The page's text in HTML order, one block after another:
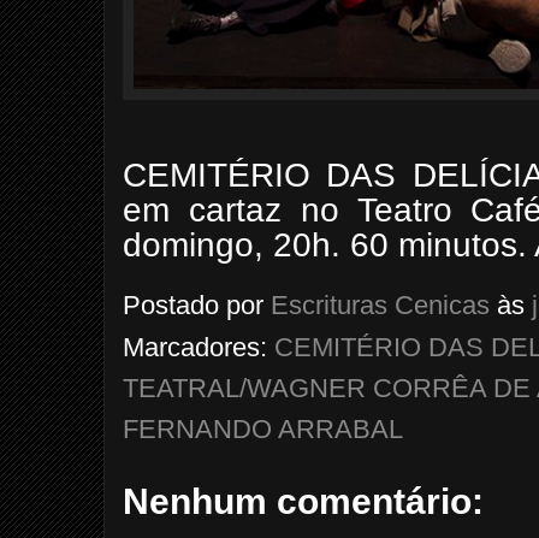
CEMITÉRIO DAS
em cartaz no Teatro
domingo, 20h. 60
Postado por Escrituras Cenicas às
Marcadores: CEMITÉRIO DAS
TEATRAL/WAGNER CORRÊA DE
FERNANDO ARRABAL
Nenhum comentário: